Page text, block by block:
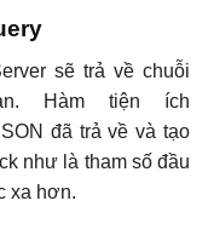
sẽ trả về chuỗi
Hàm tiện ích
đã trả về và tạo
như là tham số đầu
xa hơn.